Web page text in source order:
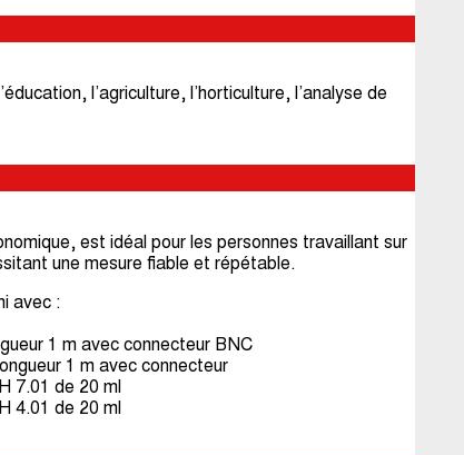
l’agriculture, l’horticulture, l’analyse de
est idéal pour les personnes travaillant sur
une mesure fiable et répétable.
avec :
1 m avec connecteur BNC
1 m avec connecteur
7.01 de 20 ml
4.01 de 20 ml